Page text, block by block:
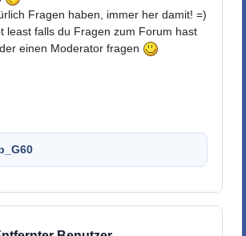
Fragen haben, immer her damit! =)
least falls du Fragen zum Forum hast
einen Moderator fragen